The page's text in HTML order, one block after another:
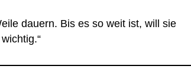
dauern. Bis es so weit ist, will sie